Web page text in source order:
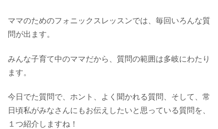
ママのためのフォニックスレッスンでは、毎回いろんな質
問が出ます。
みんな子育て中のママだから、質問の範囲は多岐にわたり
ます。
今日でた質問で、ホント、よく聞かれる質問、そして、常
日頃私がみなさんにもお伝えしたいと思っている質問を、
１つ紹介しますね！